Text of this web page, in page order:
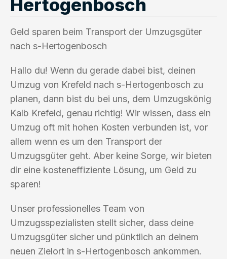
Hertogenbosch
Geld sparen beim Transport der Umzugsgüter
nach s-Hertogenbosch
Hallo du! Wenn du gerade dabei bist, deinen
Umzug von Krefeld nach s-Hertogenbosch zu
planen, dann bist du bei uns, dem Umzugskönig
Kalb Krefeld, genau richtig! Wir wissen, dass ein
Umzug oft mit hohen Kosten verbunden ist, vor
allem wenn es um den Transport der
Umzugsgüter geht. Aber keine Sorge, wir bieten
dir eine kosteneffiziente Lösung, um Geld zu
sparen!
Unser professionelles Team von
Umzugsspezialisten stellt sicher, dass deine
Umzugsgüter sicher und pünktlich an deinem
neuen Zielort in s-Hertogenbosch ankommen.